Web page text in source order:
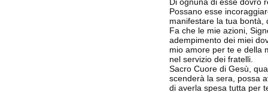
Possano esse
manifestare la tua bontà,
Fa che le mie azioni,
adempimento dei miei
mio amore per te e della
nel servizio dei fratelli.
Sacro Cuore di Gesù,
scenderà la sera, possa
di averla spesa tutta per